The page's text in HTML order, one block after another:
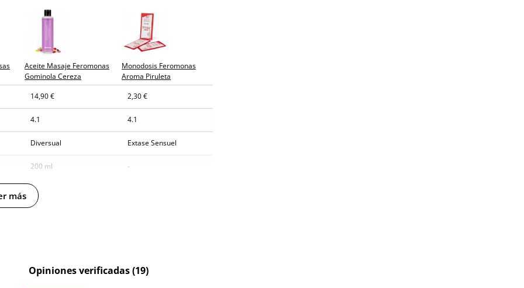
sin distintivos
(fecha estimada)
Aceite Masaje Feromonas
Gominola Cereza
Monodosis Feromonas
Aroma Piruleta
14,90 € 2,30 €
4.1 4.1
Diversual Extase Sensuel
200 ml -
más
Opiniones verificadas (19)